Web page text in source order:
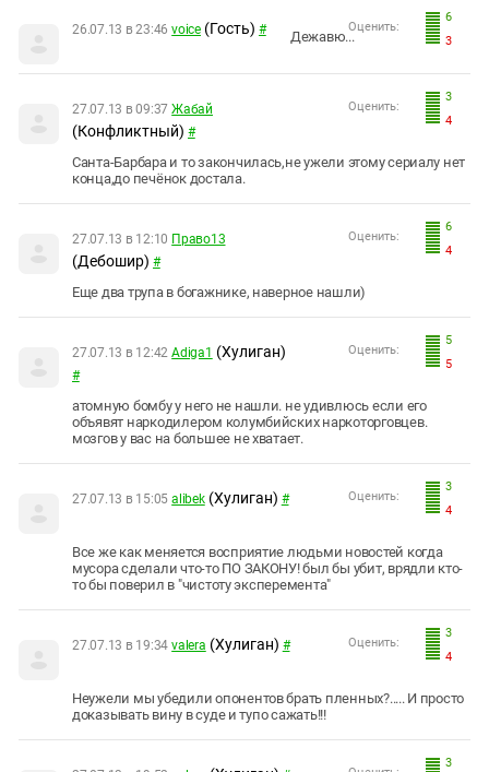
6
3
Оценить:
26.07.13 в 23:46 voice (Гость) # Дежавю...
3
4
Оценить:
27.07.13 в 09:37 Жабай
(Конфликтный) #
Санта-Барбара и то закончилась,не ужели этому сериалу нет
конца,до печёнок достала.
6
4
Оценить:
27.07.13 в 12:10 Право13
(Дебошир) #
Еще два трупа в богажнике, наверное нашли)
5
5
Оценить:
27.07.13 в 12:42 Adiga1 (Хулиган)
#
атомную бомбу у него не нашли. не удивлюсь если его
объявят наркодилером колумбийских наркоторговцев.
мозгов у вас на большее не хватает.
3
4
Оценить:
27.07.13 в 15:05 alibek (Хулиган) #
Все же как меняется восприятие людьми новостей когда
мусора сделали что-то ПО ЗАКОНУ! был бы убит, врядли кто-
то бы поверил в "чистоту эксперемента"
3
4
Оценить:
27.07.13 в 19:34 valera (Хулиган) #
Неужели мы убедили опонентов брать пленных?..... И просто
доказывать вину в суде и тупо сажать!!!
3